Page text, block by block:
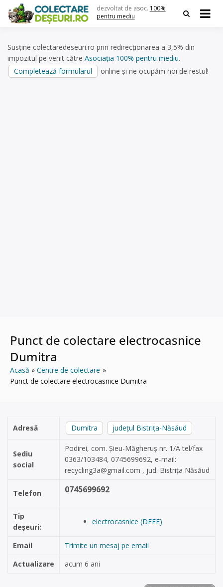
content
dezvoltat de asoc. 100%
pentru mediu
Susține colectaredeseuri.ro prin redirecționarea a 3,5% din
impozitul pe venit către Asociația 100% pentru mediu.
Completează formularul
online și ne ocupăm noi de restul!
Punct de colectare electrocasnice
Dumitra
Acasă
Centre de colectare
Punct de colectare electrocasnice Dumitra
Adresă Dumitra județul Bistrița-Năsăud
Sediu
social
Podirei, com. Șieu-Măgheruș nr. 1/A tel/fax
0363/103484, 0745699692, e-mail:
recycling3a@gmail.com , jud. Bistrița Năsăud
Telefon 0745699692
Tip
deșeuri:
electrocasnice (DEEE)
Email
Trimite un mesaj pe email
Actualizare
acum 6 ani